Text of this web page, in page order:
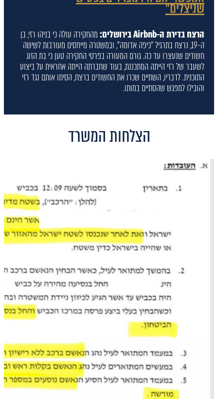
שניצלים"
הרצח בדירת ה-Airbnb בירושלים:
מהחקירה עולה כי בניהו רזי, בן
ה-19, נרצח בתרגיל "כיפה אדומה", ובמשטרה מייחסים מעורבות לשישה
חשודים שנעצרו עד כה. גורם המעורה בפרטי החקירה טען כי בת הזוג
לשעבר של רזי הייתה המתכננת, בעוד שחברתה הייתה אחראית על ביצוע
התוכנית. לדבריו, השתיים שכרו את החשודים ברצח, הסיתו אותם נגד רזי
והובילו למפגש שהסתיים במותו.
הצלחות המשרד